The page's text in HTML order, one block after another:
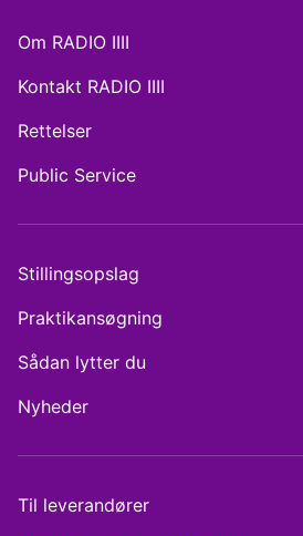
Om RADIO IIII
Kontakt RADIO IIII
Rettelser
Public Service
Stillingsopslag
Praktikansøgning
Sådan lytter du
Nyheder
Til leverandører